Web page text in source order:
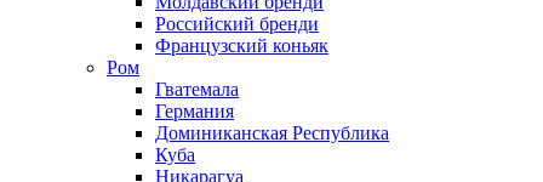
Российский бренди
Французский коньяк
Ром
Гватемала
Германия
Доминиканская Республика
Куба
Никарагуа